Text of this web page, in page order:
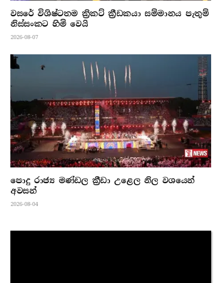
වසරේ විශිෂ්ටතම ක්‍රිකට් ක්‍රීඩකයා සම්මානය පැතුම්
නිස්සංකට හිමි වෙයි
2026-08-07
පොදු රාජ්‍ය මණ්ඩල ක්‍රීඩා උළෙල නිල වශයෙන්
අවසන්
2026-08-04